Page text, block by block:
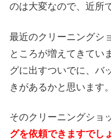
のは大変なので、近所
最近のクリーニングシ
ところが増えてきてい
グに出すついでに、バ
きがあるかと思います。
そのクリーニングショ
グを依頼できますでし